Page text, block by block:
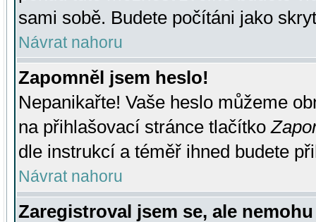
sami sobě. Budete počítáni jako
Návrat nahoru
Zapomněl jsem heslo!
Nepanikařte! Vaše heslo můžeme
na přihlašovací stránce tlačítko
dle instrukcí a téměř ihned budete
Návrat nahoru
Zaregistroval jsem se, ale